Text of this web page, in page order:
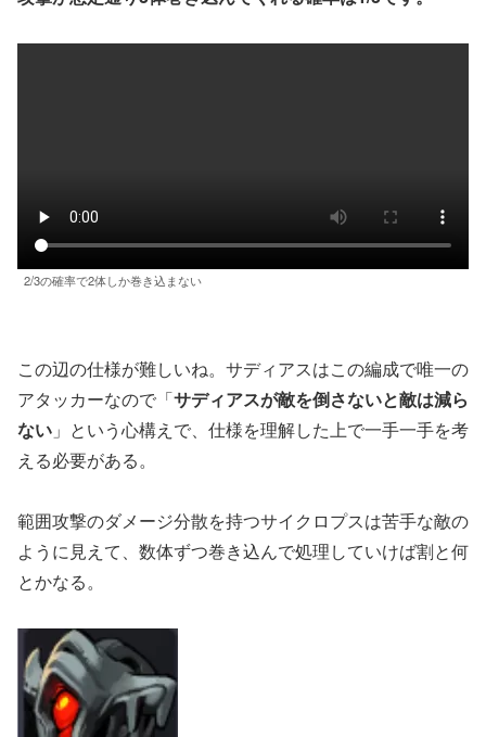
2/3の確率で2体しか巻き込まない
この辺の仕様が難しいね。サディアスはこの編成で唯一の
アタッカーなので「サディアスが敵を倒さないと敵は減ら
ない 」という心構えで、仕様を理解した上で一手一手を考
える必要がある。
範囲攻撃のダメージ分散を持つサイクロプスは苦手な敵の
ように見えて、数体ずつ巻き込んで処理していけば割と何
とかなる。